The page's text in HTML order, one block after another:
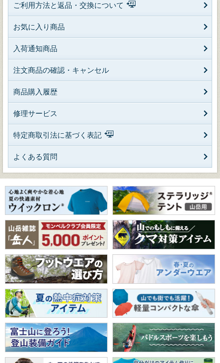
ご利用方法と返品・交換について
お気に入り商品
入荷通知商品
注文商品の確認・キャンセル
商品購入履歴
修理サービス
特定商取引法に基づく表記
よくある質問